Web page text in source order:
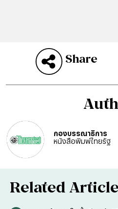
Share
กองบรรณาธิการ
หนังสือพิมพ์ไทยรัฐ
Related